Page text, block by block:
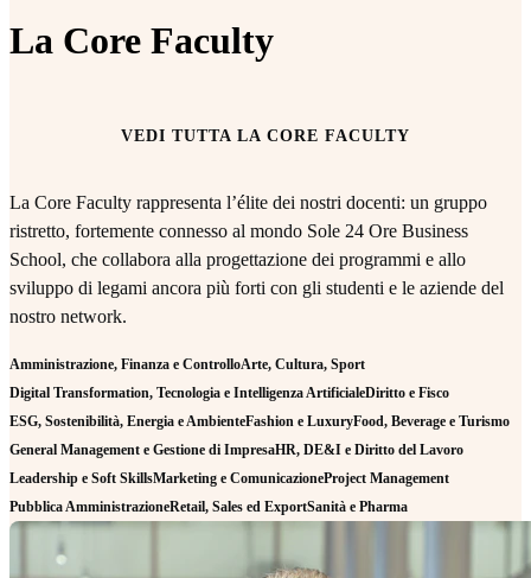
La Core Faculty
VEDI TUTTA LA CORE FACULTY
La Core Faculty rappresenta l’élite dei nostri docenti: un gruppo
ristretto, fortemente connesso al mondo Sole 24 Ore Business
School, che collabora alla progettazione dei programmi e allo
sviluppo di legami ancora più forti con gli studenti e le aziende del
nostro network.
Amministrazione, Finanza e ControlloArte, Cultura, Sport
Digital Transformation, Tecnologia e Intelligenza ArtificialeDiritto e Fisco
ESG, Sostenibilità, Energia e AmbienteFashion e LuxuryFood, Beverage e Turismo
General Management e Gestione di ImpresaHR, DE&I e Diritto del Lavoro
Leadership e Soft SkillsMarketing e ComunicazioneProject Management
Pubblica AmministrazioneRetail, Sales ed ExportSanità e Pharma